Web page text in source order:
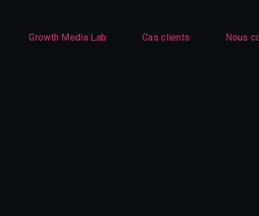
Growth Media Lab Cas clients Nous